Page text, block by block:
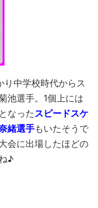
り中学校時代からス
池選手。1個上には
なったスピードスケ
緒選手もいたそうで
会に出場したほどの
♪